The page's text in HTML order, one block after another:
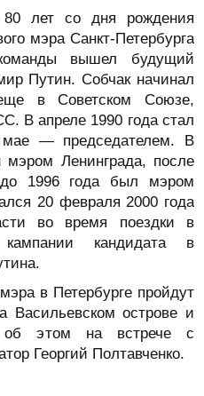
80 лет со дня рождения
мэра Санкт-Петербурга
вышел будущий
Путин. Собчак начинал
в Советском Союзе,
В апреле 1990 года стал
мае — председателем. В
Ленинграда, после
до 1996 года был мэром
20 февраля 2000 года
во время поездки в
кандидата в
в Петербурге пройдут
Васильевском острове и
об этом на встрече с
Георгий Полтавченко.